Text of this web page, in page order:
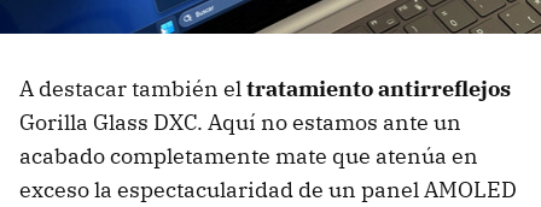
A destacar también eltratamiento antirreflejos
Gorilla Glass DXC. Aquí no estamos ante un
acabado completamente mate que atenúa en
exceso la espectacularidad de un panel AMOLED